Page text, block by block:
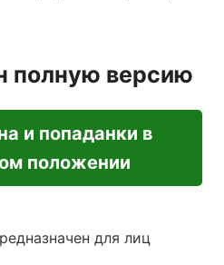
полную версию
и попаданки в
положении
для лиц